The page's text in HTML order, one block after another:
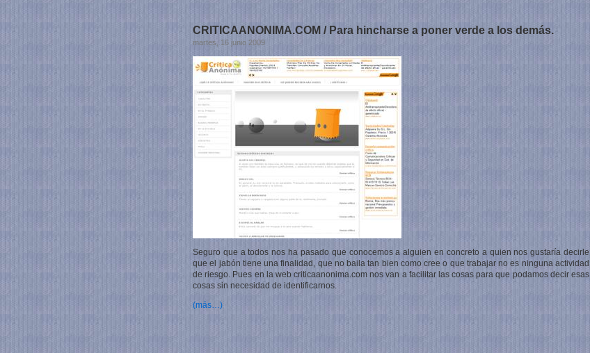
CRITICAANONIMA.COM / Para hincharse a poner verde a los demás.
martes, 16 junio 2009
Seguro que a todos nos ha pasado que conocemos a alguien en concreto a quien nos gustaría decirle
que el jabón tiene una finalidad, que no baila tan bien como cree o que trabajar no es ninguna actividad
de riesgo. Pues en la web criticaanonima.com nos van a facilitar las cosas para que podamos decir esas
cosas sin necesidad de identificarnos.
(más…)